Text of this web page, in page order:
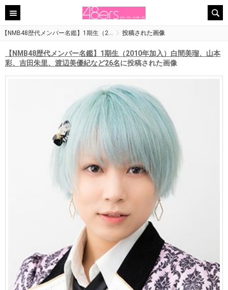
【NMB48歴代メンバー名鑑】1期生（2… 投稿された画像
【NMB48歴代メンバー名鑑】1期生（2010年加入）白間美瑠、山本
彩、吉田朱里、渡辺美優紀など26名に投稿された画像